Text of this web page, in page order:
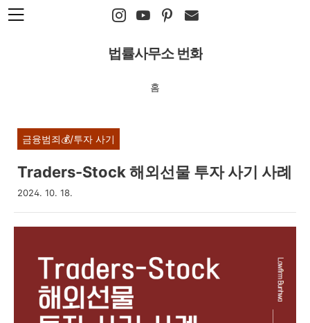
본문 바로가기
법률사무소 번화
홈
금융범죄💰/투자 사기
Traders-Stock 해외선물 투자 사기 사례
2024. 10. 18.